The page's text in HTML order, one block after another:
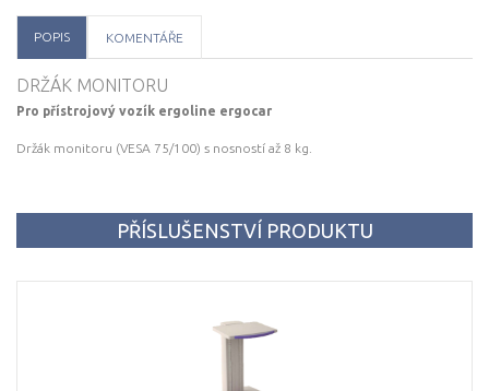
POPIS KOMENTÁŘE
DRŽÁK MONITORU
Pro přístrojový vozík ergoline ergocar
Držák monitoru (VESA 75/100) s nosností až 8 kg.
PŘÍSLUŠENSTVÍ PRODUKTU